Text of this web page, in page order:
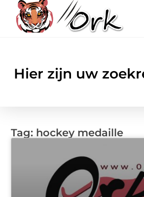
Hier zijn uw
Tag: hockey medaille